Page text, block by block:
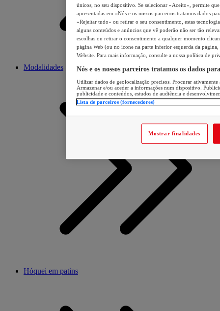
Modalidades
Hóquei em patins
únicos, no seu dispositivo. Se selecionar «Aceito», permite
apresentadas em «Nós e os nossos parceiros tratamos dados
«Rejeitar tudo» ou retirar o seu consentimento, estas
alguns conteúdos e anúncios que vê poderão não ser tão
escolhas ou retirar o consentimento a qualquer momento
página Web (ou no ícone na parte inferior esquerda da página,
Website. Para mais informação, consulte a nossa política de
Nós e os nossos parceiros tratamos os dados
Utilizar dados de geolocalização precisos. Procurar
Armazenar e/ou aceder a informações num dispositivo.
publicidade e conteúdos, estudos de audiência e
Lista de parceiros (fornecedores)
Mostrar finalidades